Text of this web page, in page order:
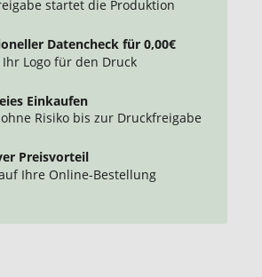
startet die Produktion
Datencheck für 0,00€
Logo für den Druck
Einkaufen
Risiko bis zur Druckfreigabe
Preisvorteil
Ihre Online-Bestellung